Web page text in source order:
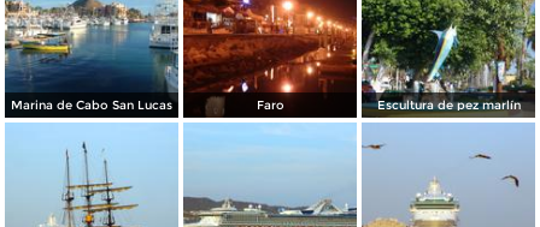
Marina de Cabo San Lucas Faro Escultura de pez marlín